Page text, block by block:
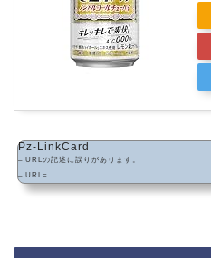
Pz-LinkCard
– URLの記述に誤りがあります。
– URL=